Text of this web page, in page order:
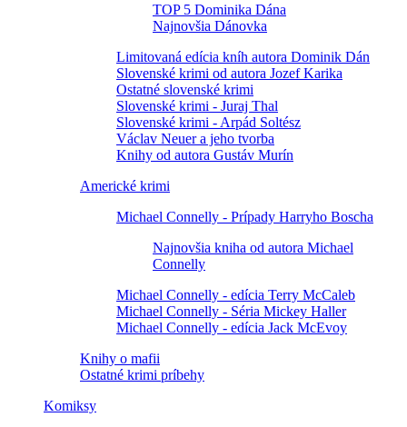
TOP 5 Dominika Dána
Najnovšia Dánovka
Limitovaná edícia kníh autora Dominik Dán
Slovenské krimi od autora Jozef Karika
Ostatné slovenské krimi
Slovenské krimi - Juraj Thal
Slovenské krimi - Arpád Soltész
Václav Neuer a jeho tvorba
Knihy od autora Gustáv Murín
Americké krimi
Michael Connelly - Prípady Harryho Boscha
Najnovšia kniha od autora Michael
Connelly
Michael Connelly - edícia Terry McCaleb
Michael Connelly - Séria Mickey Haller
Michael Connelly - edícia Jack McEvoy
Knihy o mafii
Ostatné krimi príbehy
Komiksy